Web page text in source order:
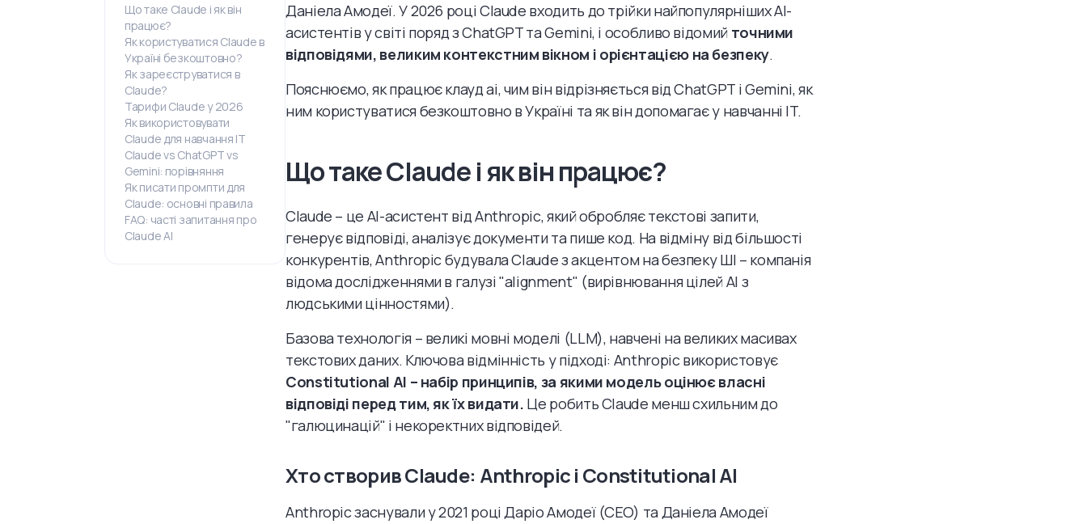
Що таке Claude і як він
працює?
Як користуватися Claude в
Україні безкоштовно?
Як зареєструватися в
Claude?
Тарифи Claude у 2026
Як використовувати
Claude для навчання IT
Claude vs ChatGPT vs
Gemini: порівняння
Як писати промпти для
Claude: основні правила
FAQ: часті запитання про
Claude AI
Даніела Амодеї. У 2026 році Claude входить до трійки найпопулярніших AI-
асистентів у світі поряд з ChatGPT та Gemini, і особливо відомий точними
відповідями, великим контекстним вікном і орієнтацією на безпеку.
Пояснюємо, як працює клауд аі, чим він відрізняється від ChatGPT і Gemini, як
ним користуватися безкоштовно в Україні та як він допомагає у навчанні IT.
Що таке Claude і як він працює?
Claude – це AI-асистент від Anthropic, який обробляє текстові запити,
генерує відповіді, аналізує документи та пише код. На відміну від більшості
конкурентів, Anthropic будувала Claude з акцентом на безпеку ШІ – компанія
відома дослідженнями в галузі "alignment" (вирівнювання цілей AI з
людськими цінностями).
Базова технологія – великі мовні моделі (LLM), навчені на великих масивах
текстових даних. Ключова відмінність у підході: Anthropic використовує
Constitutional AI – набір принципів, за якими модель оцінює власні
відповіді перед тим, як їх видати. Це робить Claude менш схильним до
"галюцинацій" і некоректних відповідей.
Хто створив Claude: Anthropic і Constitutional AI
Anthropic заснували у 2021 році Даріо Амодеї (CEO) та Даніела Амодеї